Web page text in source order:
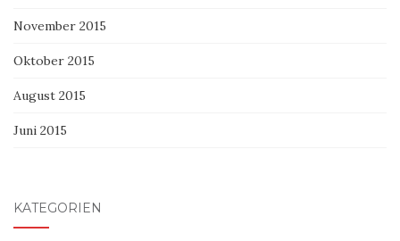
November 2015
Oktober 2015
August 2015
Juni 2015
KATEGORIEN